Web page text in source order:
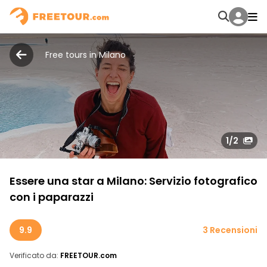
Free tours in Milano
1/2
Essere una star a Milano: Servizio fotografico
con i paparazzi
9.9 3 Recensioni
Verificato da: FREETOUR.com